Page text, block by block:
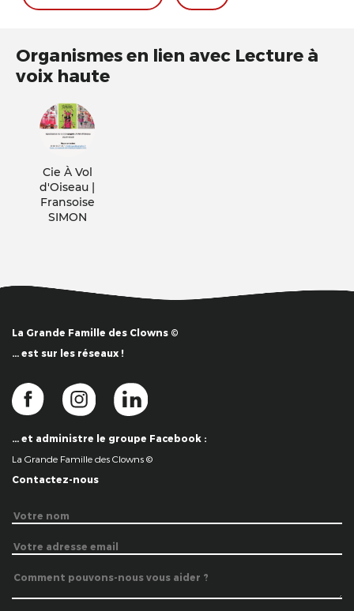
Organismes en lien avec Lecture à
voix haute
Cie À Vol
d'Oiseau |
Fransoise
SIMON
La Grande Famille des Clowns ©
… est sur les réseaux !
… et administre le groupe Facebook :
La Grande Famille des Clowns ©
Contactez-nous